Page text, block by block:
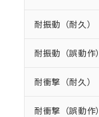
耐振動（耐久）
耐振動（誤動作）
耐衝撃（耐久）
耐衝撃（誤動作）